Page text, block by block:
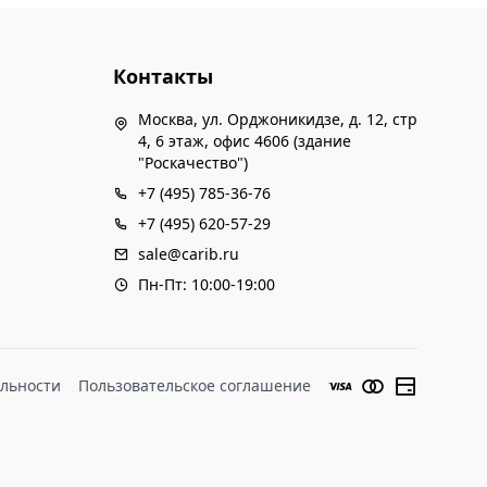
Контакты
Москва, ул. Орджоникидзе, д. 12, стр
4, 6 этаж, офис 4606 (здание
"Роскачество")
+7 (495) 785-36-76
+7 (495) 620-57-29
sale@carib.ru
Пн-Пт: 10:00-19:00
Пользовательское соглашение